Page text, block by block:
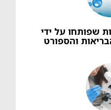
שפותחו על ידי
והספורט